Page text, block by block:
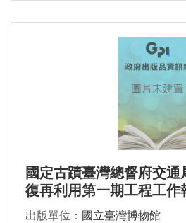
國定古蹟臺灣總督府交
復再利用第一期工程工作
出版單位： 國立臺灣博物館